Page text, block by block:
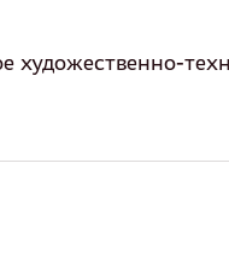
художественно-